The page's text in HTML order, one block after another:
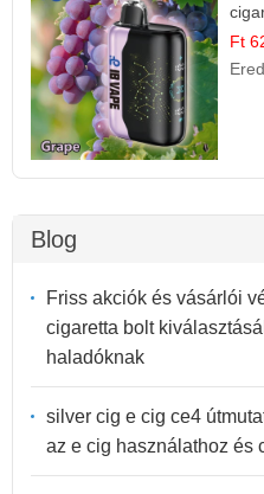
Ft
Blog
Friss akciók és vásárlói
cigaretta bolt
haladóknak
silver cig e cig ce4
az e cig használathoz és